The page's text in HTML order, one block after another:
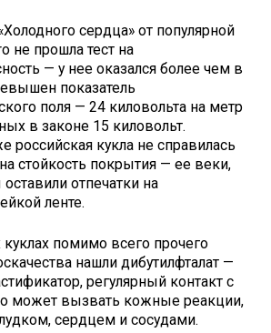
сердца» от популярной
не прошла тест на
— у нее оказался более чем в
показатель
поля — 24 киловольта на метр
в законе 15 киловольт.
российская кукла не справилась
стойкость покрытия — ее веки,
отпечатки на
ленте.
помимо всего прочего
нашли дибутилфталат —
регулярный контакт с
может вызвать кожные реакции,
сердцем и сосудами.